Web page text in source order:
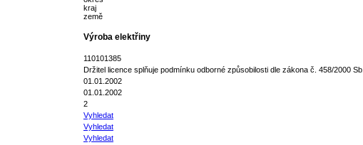
kraj
země
Výroba elektřiny
110101385
Držitel licence splňuje podmínku odborné způsobilosti dle zákona č. 458/2000 Sb.
01.01.2002
01.01.2002
2
Vyhledat
Vyhledat
Vyhledat